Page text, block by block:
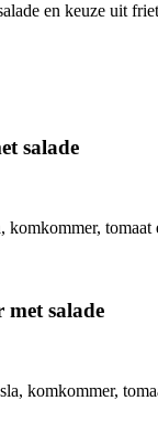
en keuze uit
salade
komkommer, tomaat
salade
komkommer,